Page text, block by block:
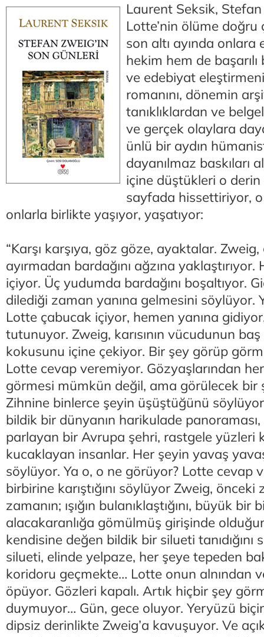
Laurent Seksik,
Lotte’nin ölüme doğru
son altı ayında onlara
hekim hem de
ve edebiyat
romanını, dönemin
tanıklıklardan ve
ve gerçek olaylara
ünlü bir aydın
dayanılmaz baskıları
içine düştükleri o derin
sayfada hissettiriyor,
onlarla birlikte yaşıyor, yaşatıyor:
“Karşı karşıya, göz göze, ayaktalar.
ayırmadan bardağını ağzına
içiyor. Üç yudumda bardağını boşaltıyor.
dilediği zaman yanına gelmesini söylüyor.
Lotte çabucak içiyor, hemen yanına
tutunuyor. Zweig, karısının vücudunun
kokusunu içine çekiyor. Bir şey görüp
Lotte cevap veremiyor. Gözyaşlarından
görmesi mümkün değil, ama görülecek bir
Zihnine binlerce şeyin üşüştüğünü
bildik bir dünyanın harikulade panoraması,
parlayan bir Avrupa şehri, rastgele yüzleri
kucaklayan insanlar. Her şeyin yavaş yavaş
söylüyor. Ya o, o ne görüyor? Lotte cevap
birbirine karıştığını söylüyor Zweig,
zamanın; ışığın bulanıklaştığını, büyük bir
alacakaranlığa gömülmüş girişinde
kendisine değen bildik bir silueti tanıdığını
silueti, elinde yelpaze, her şeye tepeden
koridoru geçmekte… Lotte onun alnından
öpüyor. Gözleri kapalı. Artık hiçbir şey
duymuyor… Gün, gece oluyor. Yeryüzü
dipsiz derinlikte Zweig’a kavuşuyor. Ve